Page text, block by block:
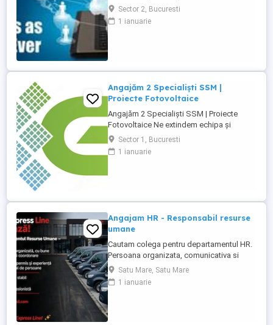
de colaborare pe internet, ziare -selectia
CV-urilor -programari interviuri -interviu cu
candidatii si testarea acestora -selectia
Sector 2, Bucuresti
1 ianuarie
Angajăm 2 Specialiști SSM |
Proiecte Fotovoltaice
Angajăm 2 Specialiști SSM | Proiecte
Fotovoltaice Ne extindem echipa și
căutăm *2 Specialiști SSM* pentru
proiectele noastre de construcție a
centralelor fotovoltaice din *zona de sud
Sector 1, Bucuresti
1 ianuarie
Angajam HR - Responsabil resurse
umane
Cautam colega pentru departamentul HR.
Persoana organizata, comunicativa si
serioasa, cu experienta in domeniu.
Asteptam CV-ul la adresa de mail
Satu Mare, Satu Mare
1 ianuarie